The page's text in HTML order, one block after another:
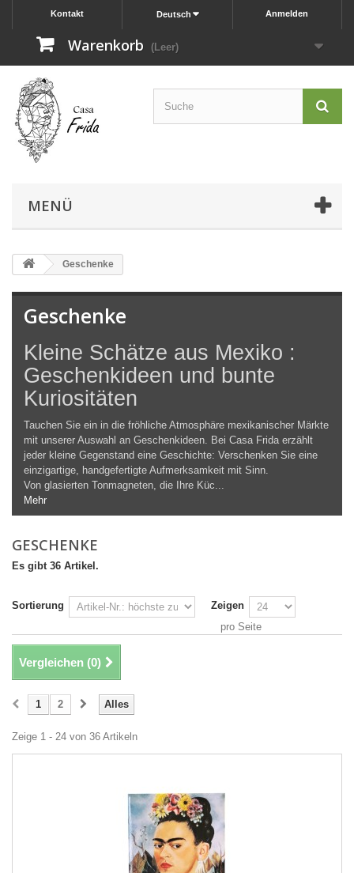
Anmelden
Deutsch
Kontakt
Warenkorb (Leer)
MENÜ
Geschenke
Geschenke
Kleine Schätze aus Mexiko :
Geschenkideen und bunte
Kuriositäten
Tauchen Sie ein in die fröhliche Atmosphäre mexikanischer Märkte
mit unserer Auswahl an Geschenkideen. Bei Casa Frida erzählt
jeder kleine Gegenstand eine Geschichte: Verschenken Sie eine
einzigartige, handgefertigte Aufmerksamkeit mit Sinn.
Von glasierten Tonmagneten, die Ihre Küc...
Mehr
GESCHENKE
Es gibt 36 Artikel.
Sortierung
Zeigen
pro Seite
Vergleichen (0)
Alles
1 2
Zeige 1 - 24 von 36 Artikeln